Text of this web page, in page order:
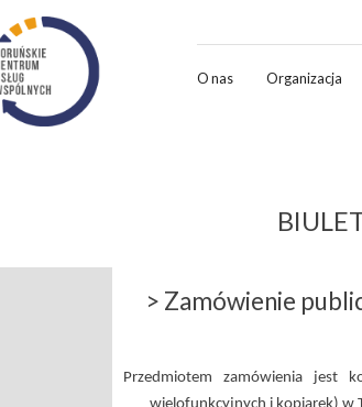
O nas Organizacja
> Zamówienie
Przedmiotem zamówienia jest